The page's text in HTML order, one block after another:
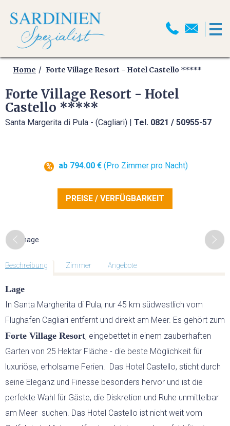
MOTORRADREISEN
MOTORRADPROGRAMM
MOTORRADTRANSPORT
2026
MOTORRADTOUREN
GOLF
GOLFREISEN SARDINIEN
GOLFREISEN WELTWEIT
RUNDREISEN
MIETWAGEN RUNDREISE
Home Forte Village Resort - Hotel Castello *****
Forte Village Resort - Hotel
Castello *****
Santa Margerita di Pula - (Cagliari) | Tel. 0821 / 50955-57
ab 794.00 € (Pro Zimmer pro Nacht)
PREISE / VERFÜGBARKEIT
Beschreibung Zimmer Angebote
Lage
In Santa Margherita di Pula, nur 45 km südwestlich vom
Flughafen Cagliari entfernt und direkt am Meer. Es gehört zum
Forte Village Resort, eingebettet in einem zauberhaften
Garten von 25 Hektar Fläche - die beste Möglichkeit für
luxuriöse, erholsame Ferien. Das Hotel Castello, sticht durch
seine Eleganz und Finesse besonders hervor und ist die
perfekte Wahl für Gäste, die Diskretion und Ruhe unmittelbar
am Meer suchen. Das Hotel Castello ist nicht weit vom